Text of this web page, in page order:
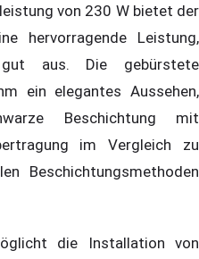
von 230 W bietet der
hervorragende Leistung,
aus. Die gebürstete
ein elegantes Aussehen,
Beschichtung mit
im Vergleich zu
Beschichtungsmethoden
die Installation von